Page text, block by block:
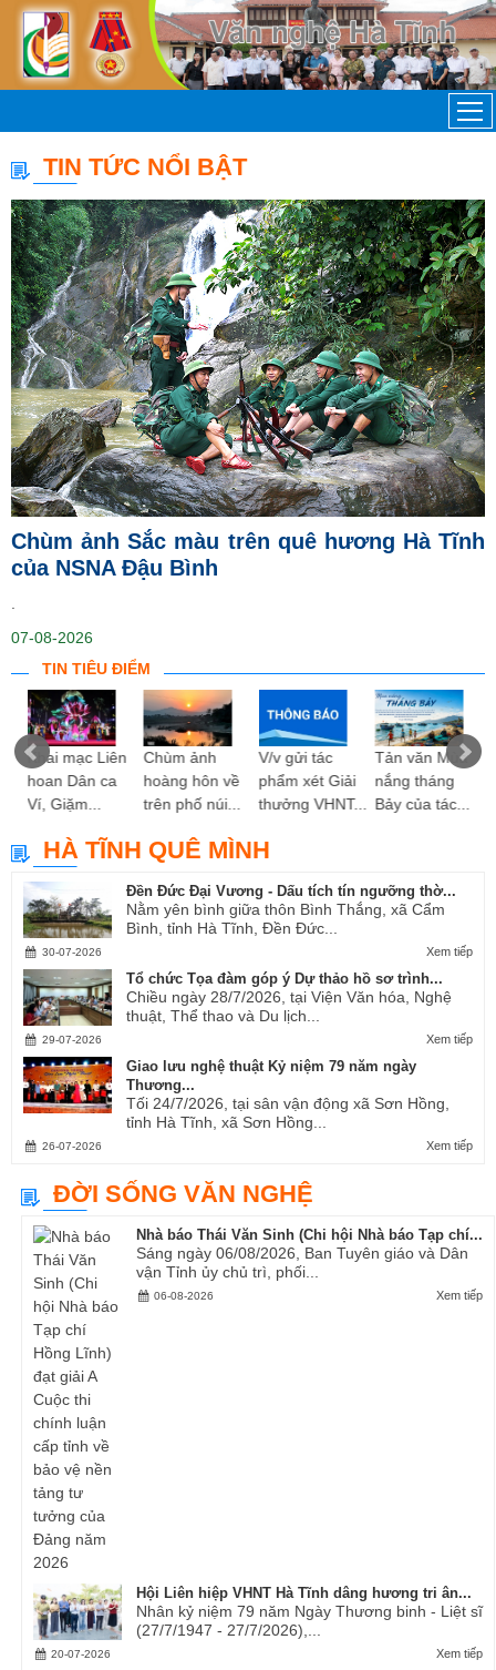
TIN TỨC NỔI BẬT
Chùm ảnh Sắc màu trên quê hương Hà Tĩnh
của NSNA Đậu Bình
07-08-2026
TIN TIÊU ĐIỂM
Khai mạc Liên
hoan Dân ca
Ví, Giặm...
Chùm ảnh
hoàng hôn về
trên phố núi...
V/v gửi tác
phẩm xét Giải
thưởng VHNT...
Tản văn Mùa
nắng tháng
Bảy của tác...
HÀ TĨNH QUÊ MÌNH
Đền Đức Đại Vương - Dấu tích tín ngưỡng thờ...
Nằm yên bình giữa thôn Bình Thắng, xã Cẩm
Bình, tỉnh Hà Tĩnh, Đền Đức...
Xem tiếp
30-07-2026
Tổ chức Tọa đàm góp ý Dự thảo hồ sơ trình...
Chiều ngày 28/7/2026, tại Viện Văn hóa, Nghệ
thuật, Thể thao và Du lịch...
Xem tiếp
29-07-2026
Giao lưu nghệ thuật Kỷ niệm 79 năm ngày
Thương...
Tối 24/7/2026, tại sân vận động xã Sơn Hồng,
tỉnh Hà Tĩnh, xã Sơn Hồng...
Xem tiếp
26-07-2026
ĐỜI SỐNG VĂN NGHỆ
Nhà báo Thái Văn Sinh (Chi hội Nhà báo Tạp chí...
Sáng ngày 06/08/2026, Ban Tuyên giáo và Dân
vận Tỉnh ủy chủ trì, phối...
Xem tiếp
06-08-2026
Hội Liên hiệp VHNT Hà Tĩnh dâng hương tri ân...
Nhân kỷ niệm 79 năm Ngày Thương binh - Liệt sĩ
(27/7/1947 - 27/7/2026),...
Xem tiếp
20-07-2026